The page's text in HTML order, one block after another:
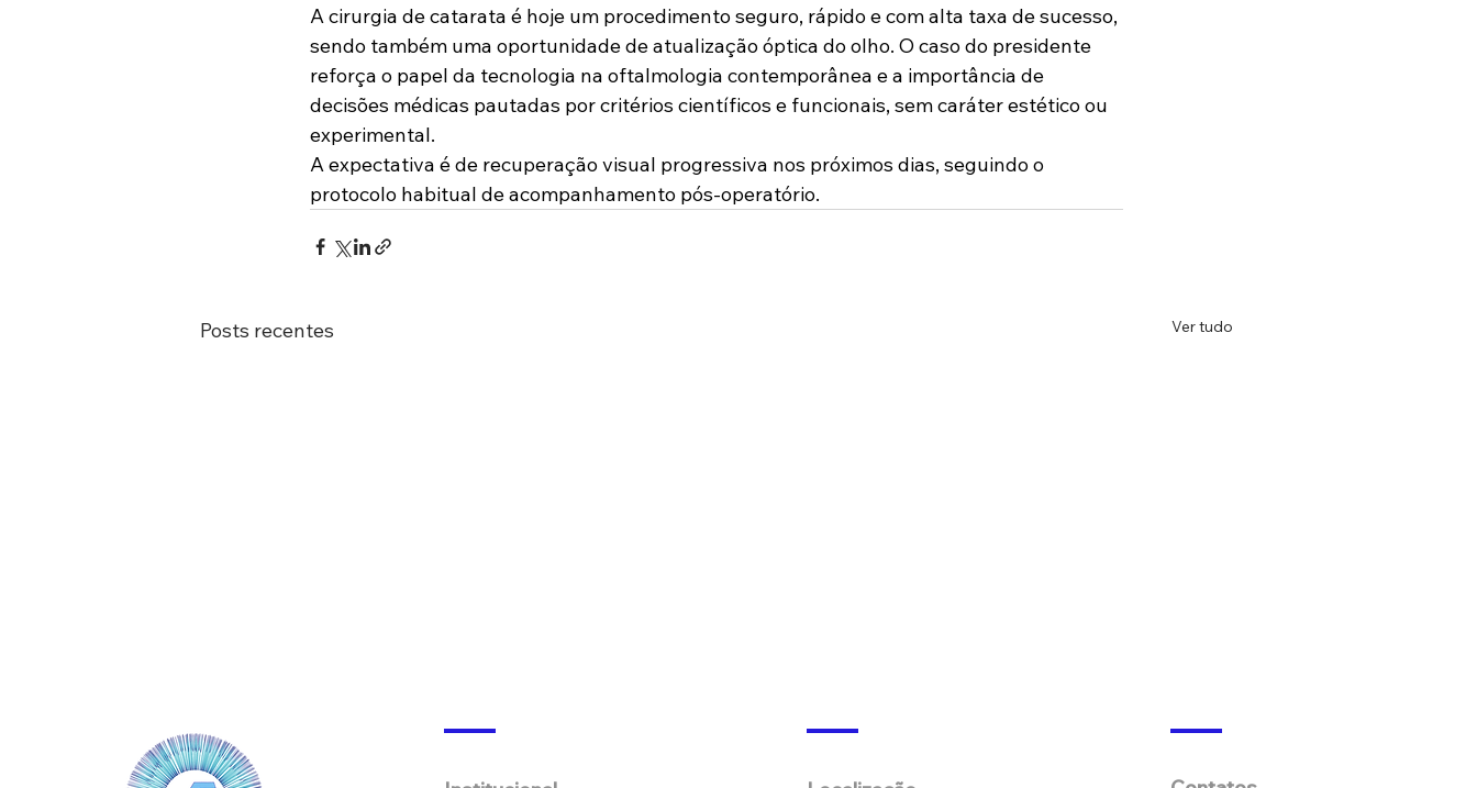
A cirurgia de catarata é hoje um procedimento seguro, rápido e com alta taxa de sucesso,
sendo também uma oportunidade de atualização óptica do olho. O caso do presidente
reforça o papel da tecnologia na oftalmologia contemporânea e a importância de
decisões médicas pautadas por critérios científicos e funcionais, sem caráter estético ou
experimental.
A expectativa é de recuperação visual progressiva nos próximos dias, seguindo o
protocolo habitual de acompanhamento pós-operatório.
Posts recentes Ver tudo